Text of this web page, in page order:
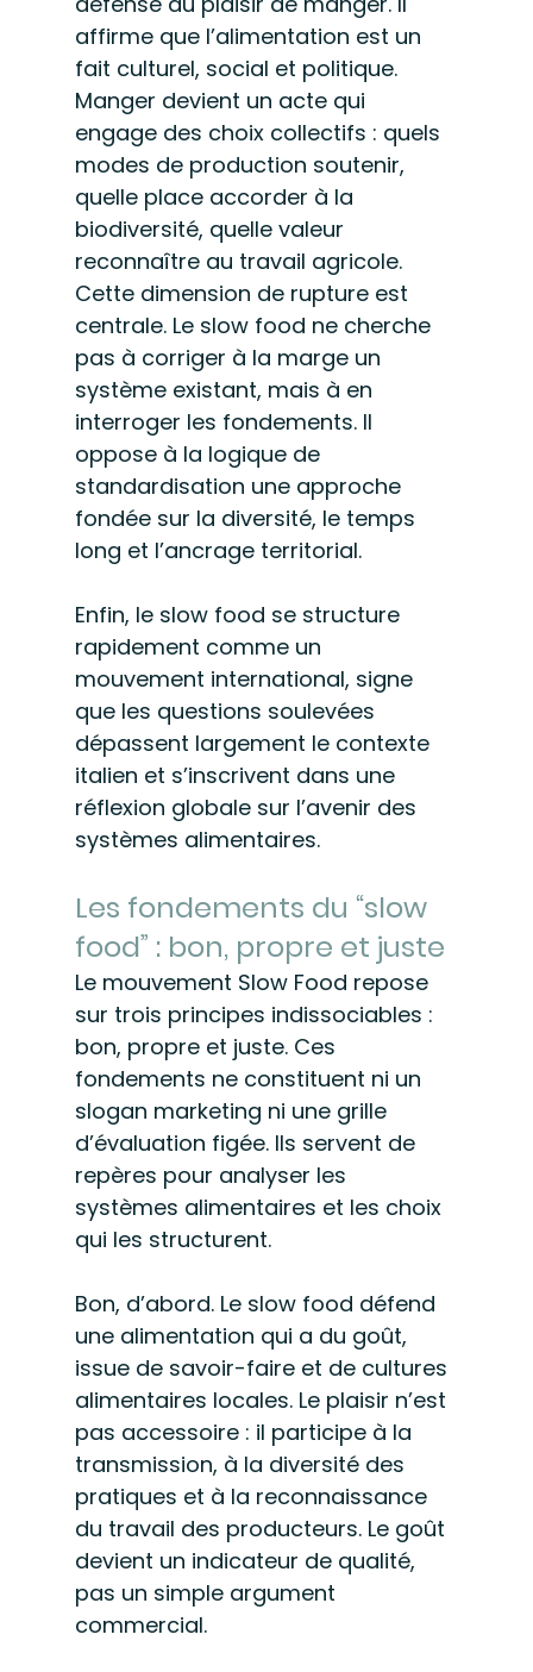
affirme que l’alimentation est un
fait culturel, social et politique.
Manger devient un acte qui
engage des choix collectifs : quels
modes de production soutenir,
quelle place accorder à la
biodiversité, quelle valeur
reconnaître au travail agricole.
Cette dimension de rupture est
centrale. Le slow food ne cherche
pas à corriger à la marge un
système existant, mais à en
interroger les fondements. Il
oppose à la logique de
standardisation une approche
fondée sur la diversité, le temps
long et l’ancrage territorial.
Enfin, le slow food se structure
rapidement comme un
mouvement international, signe
que les questions soulevées
dépassent largement le contexte
italien et s’inscrivent dans une
réflexion globale sur l’avenir des
systèmes alimentaires.
Les fondements du “slow
food” : bon, propre et juste
Le mouvement Slow Food repose
sur trois principes indissociables :
bon, propre et juste. Ces
fondements ne constituent ni un
slogan marketing ni une grille
d’évaluation figée. Ils servent de
repères pour analyser les
systèmes alimentaires et les choix
qui les structurent.
Bon, d’abord. Le slow food défend
une alimentation qui a du goût,
issue de savoir-faire et de cultures
alimentaires locales. Le plaisir n’est
pas accessoire : il participe à la
transmission, à la diversité des
pratiques et à la reconnaissance
du travail des producteurs. Le goût
devient un indicateur de qualité,
pas un simple argument
commercial.